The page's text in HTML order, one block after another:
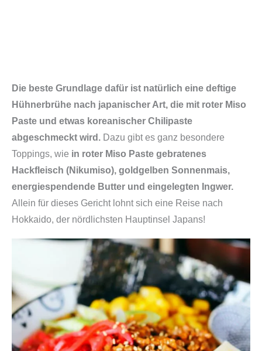
Die beste Grundlage dafür ist natürlich eine deftige
Hühnerbrühe nach japanischer Art, die mit roter Miso
Paste und etwas koreanischer Chilipaste
abgeschmeckt wird. Dazu gibt es ganz besondere
Toppings, wie in roter Miso Paste gebratenes
Hackfleisch (Nikumiso), goldgelben Sonnenmais,
energiespendende Butter und eingelegten Ingwer.
Allein für dieses Gericht lohnt sich eine Reise nach
Hokkaido, der nördlichsten Hauptinsel Japans!